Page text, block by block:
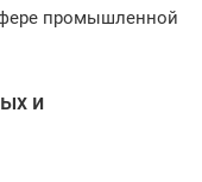
промышленной
и